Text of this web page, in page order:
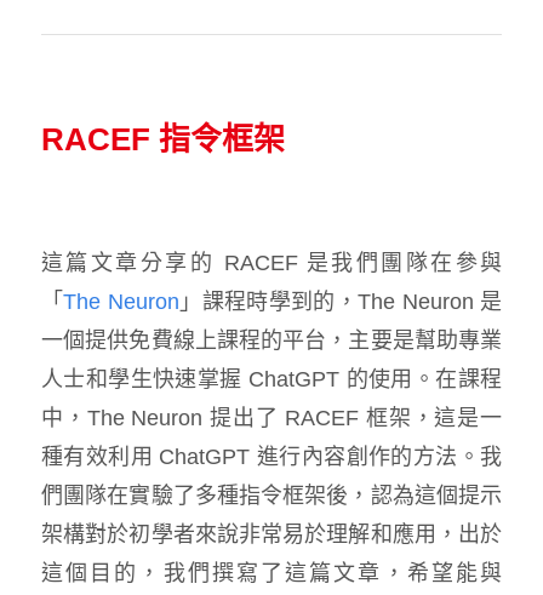
RACEF 指令框架
這篇文章分享的 RACEF 是我們團隊在參與
「The Neuron 」課程時學到的，The Neuron 是
一個提供免費線上課程的平台，主要是幫助專業
人士和學生快速掌握 ChatGPT 的使用。在課程
中，The Neuron 提出了 RACEF 框架，這是一
種有效利用 ChatGPT 進行內容創作的方法。我
們團隊在實驗了多種指令框架後，認為這個提示
架構對於初學者來說非常易於理解和應用，出於
這個目的，我們撰寫了這篇文章，希望能與